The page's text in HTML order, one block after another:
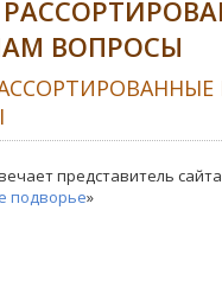
ВОПРОСЫ
представитель
подворье»